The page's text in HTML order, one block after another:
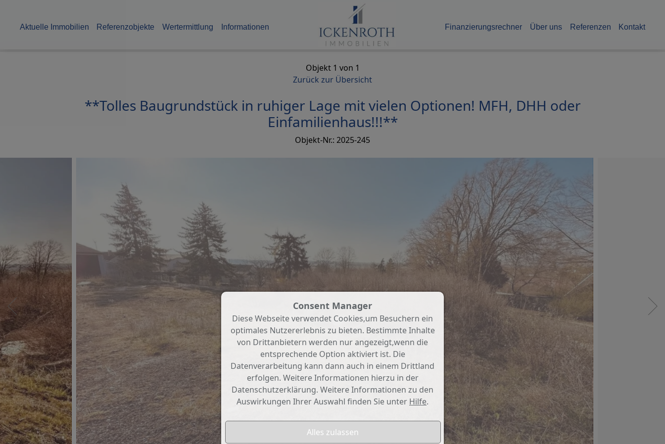
Aktuelle Immobilien Referenzobjekte Wertermittlung Informationen Finanzierungsrechner Über uns Referenzen Kontakt
Objekt 1 von 1
Zurück zur Übersicht
**Tolles Baugrundstück in ruhiger Lage mit vielen Optionen! MFH, DHH oder
Einfamilienhaus!!!**
Objekt-Nr.: 2025-245
Ansicht 5-5
Consent Manager
Diese Webseite verwendet Cookies,um Besuchern ein
optimales Nutzererlebnis zu bieten. Bestimmte Inhalte
von Drittanbietern werden nur angezeigt,wenn die
entsprechende Option aktiviert ist. Die
Datenverarbeitung kann dann auch in einem Drittland
erfolgen. Weitere Informationen hierzu in der
Datenschutzerklärung. Weitere Informationen zu den
Auswirkungen Ihrer Auswahl finden Sie unter Hilfe.
Consent Manager
HILFE
Um fortfahren zu können,müssen Sie eine
Auswahl treffen. Nachfolgend erhalten Sie
Erläuterung der verschiedenen Optionen und
Bedeutung.
Alles zulassen:
Jedes Cookie wie z.B. Tracking- und Analytische-
sowie Drittanbieter-Inhalte.